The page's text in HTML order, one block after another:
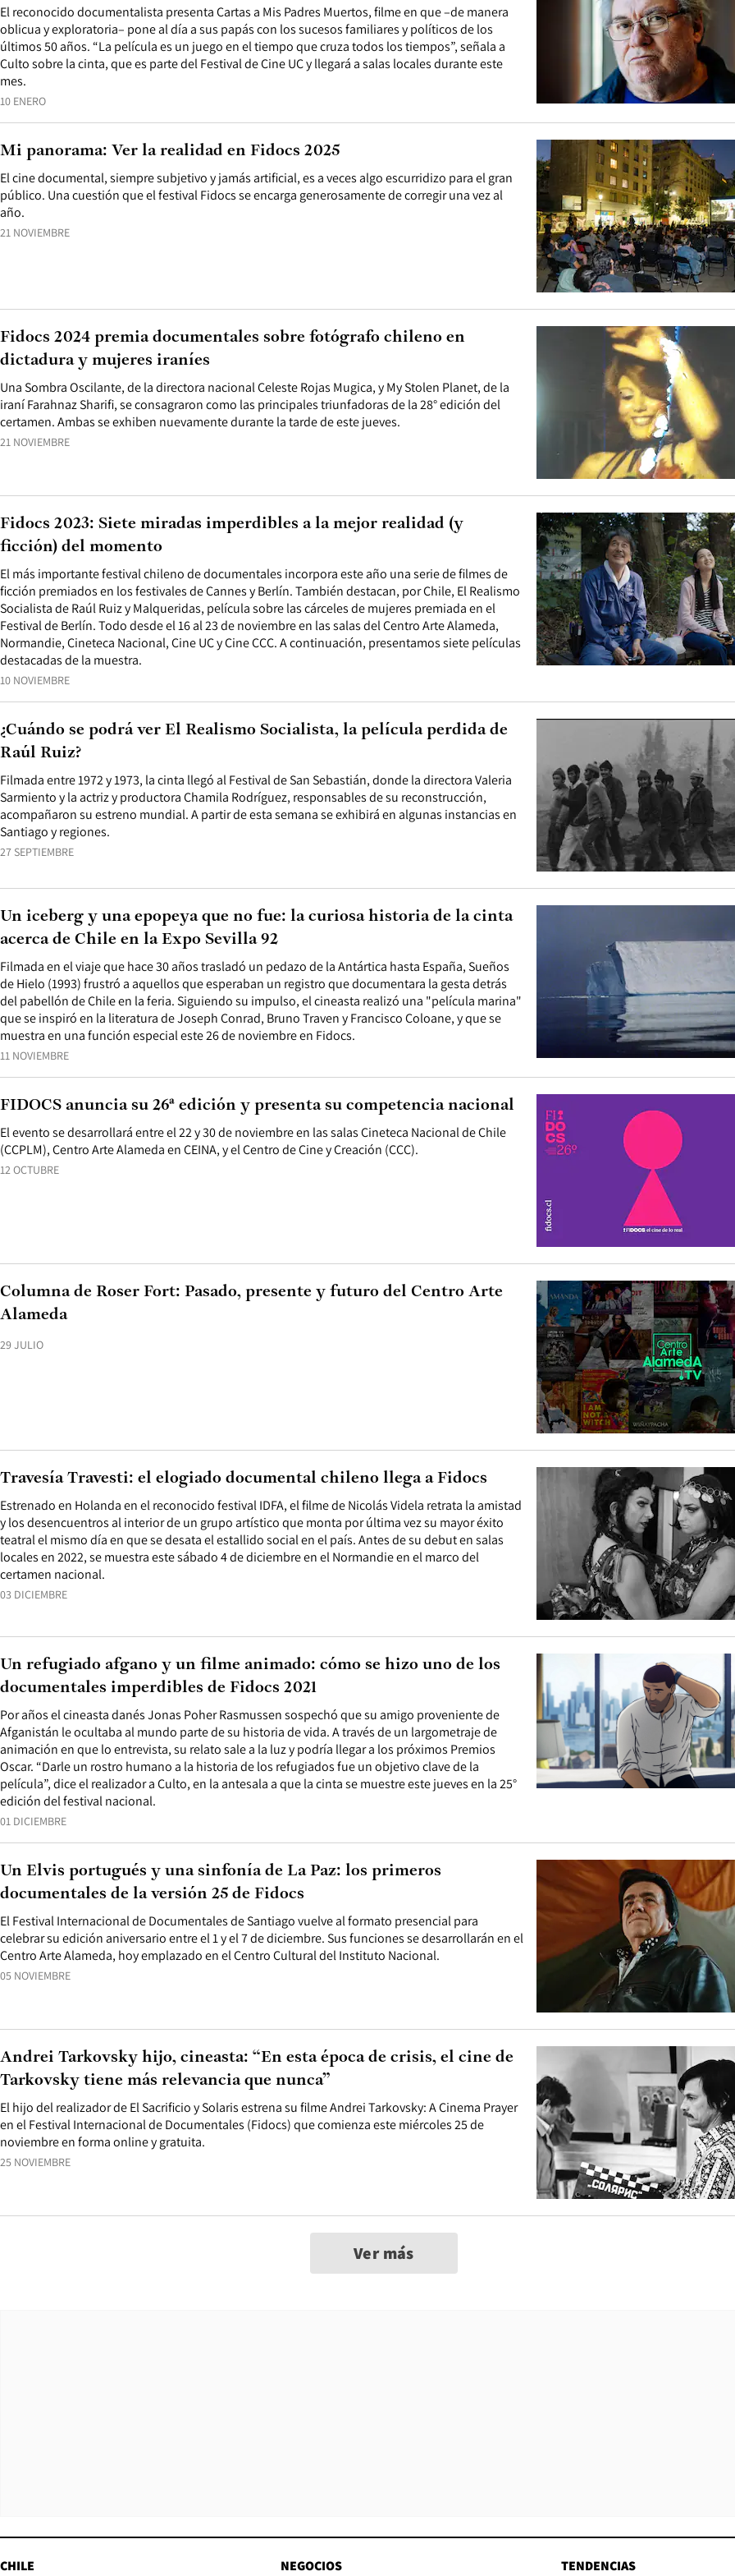
10 ENERO
El reconocido documentalista presenta Cartas a Mis Padres Muertos, filme en que –de manera
oblicua y exploratoria– pone al día a sus papás con los sucesos familiares y políticos de los
últimos 50 años. “La película es un juego en el tiempo que cruza todos los tiempos”, señala a
Culto sobre la cinta, que es parte del Festival de Cine UC y llegará a salas locales durante este
mes.
21 NOVIEMBRE
El cine documental, siempre subjetivo y jamás artificial, es a veces algo escurridizo para el gran
público. Una cuestión que el festival Fidocs se encarga generosamente de corregir una vez al
año.
Mi panorama: Ver la realidad en Fidocs 2025
21 NOVIEMBRE
Una Sombra Oscilante, de la directora nacional Celeste Rojas Mugica, y My Stolen Planet, de la
iraní Farahnaz Sharifi, se consagraron como las principales triunfadoras de la 28° edición del
certamen. Ambas se exhiben nuevamente durante la tarde de este jueves.
Fidocs 2024 premia documentales sobre fotógrafo chileno en
dictadura y mujeres iraníes
10 NOVIEMBRE
El más importante festival chileno de documentales incorpora este año una serie de filmes de
ficción premiados en los festivales de Cannes y Berlín. También destacan, por Chile, El Realismo
Socialista de Raúl Ruiz y Malqueridas, película sobre las cárceles de mujeres premiada en el
Festival de Berlín. Todo desde el 16 al 23 de noviembre en las salas del Centro Arte Alameda,
Normandie, Cineteca Nacional, Cine UC y Cine CCC. A continuación, presentamos siete películas
destacadas de la muestra.
Fidocs 2023: Siete miradas imperdibles a la mejor realidad (y
ficción) del momento
27 SEPTIEMBRE
Filmada entre 1972 y 1973, la cinta llegó al Festival de San Sebastián, donde la directora Valeria
Sarmiento y la actriz y productora Chamila Rodríguez, responsables de su reconstrucción,
acompañaron su estreno mundial. A partir de esta semana se exhibirá en algunas instancias en
Santiago y regiones.
¿Cuándo se podrá ver El Realismo Socialista, la película perdida de
Raúl Ruiz?
11 NOVIEMBRE
Filmada en el viaje que hace 30 años trasladó un pedazo de la Antártica hasta España, Sueños
de Hielo (1993) frustró a aquellos que esperaban un registro que documentara la gesta detrás
del pabellón de Chile en la feria. Siguiendo su impulso, el cineasta realizó una "película marina"
que se inspiró en la literatura de Joseph Conrad, Bruno Traven y Francisco Coloane, y que se
muestra en una función especial este 26 de noviembre en Fidocs.
Un iceberg y una epopeya que no fue: la curiosa historia de la cinta
acerca de Chile en la Expo Sevilla 92
12 OCTUBRE
El evento se desarrollará entre el 22 y 30 de noviembre en las salas Cineteca Nacional de Chile
(CCPLM), Centro Arte Alameda en CEINA, y el Centro de Cine y Creación (CCC).
FIDOCS anuncia su 26ª edición y presenta su competencia nacional
29 JULIO
Columna de Roser Fort: Pasado, presente y futuro del Centro Arte
Alameda
03 DICIEMBRE
Estrenado en Holanda en el reconocido festival IDFA, el filme de Nicolás Videla retrata la amistad
y los desencuentros al interior de un grupo artístico que monta por última vez su mayor éxito
teatral el mismo día en que se desata el estallido social en el país. Antes de su debut en salas
locales en 2022, se muestra este sábado 4 de diciembre en el Normandie en el marco del
certamen nacional.
Travesía Travesti: el elogiado documental chileno llega a Fidocs
01 DICIEMBRE
Por años el cineasta danés Jonas Poher Rasmussen sospechó que su amigo proveniente de
Afganistán le ocultaba al mundo parte de su historia de vida. A través de un largometraje de
animación en que lo entrevista, su relato sale a la luz y podría llegar a los próximos Premios
Oscar. “Darle un rostro humano a la historia de los refugiados fue un objetivo clave de la
película”, dice el realizador a Culto, en la antesala a que la cinta se muestre este jueves en la 25°
edición del festival nacional.
Un refugiado afgano y un filme animado: cómo se hizo uno de los
documentales imperdibles de Fidocs 2021
05 NOVIEMBRE
El Festival Internacional de Documentales de Santiago vuelve al formato presencial para
celebrar su edición aniversario entre el 1 y el 7 de diciembre. Sus funciones se desarrollarán en el
Centro Arte Alameda, hoy emplazado en el Centro Cultural del Instituto Nacional.
Un Elvis portugués y una sinfonía de La Paz: los primeros
documentales de la versión 25 de Fidocs
25 NOVIEMBRE
El hijo del realizador de El Sacrificio y Solaris estrena su filme Andrei Tarkovsky: A Cinema Prayer
en el Festival Internacional de Documentales (Fidocs) que comienza este miércoles 25 de
noviembre en forma online y gratuita.
Andrei Tarkovsky hijo, cineasta: “En esta época de crisis, el cine de
Tarkovsky tiene más relevancia que nunca”
Ver más
CHILE NEGOCIOS TENDENCIAS